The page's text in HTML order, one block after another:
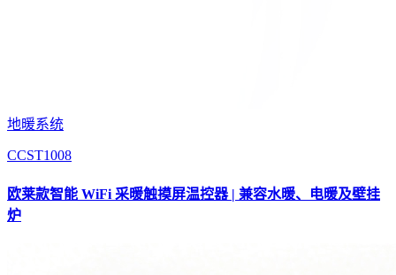
地暖系统
CCST1008
欧莱款智能 WiFi 采暖触摸屏温控器 | 兼容水暖、电暖及壁挂
炉